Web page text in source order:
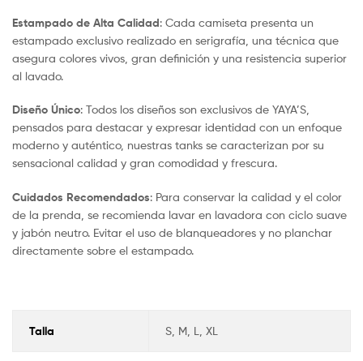
Estampado de Alta Calidad: Cada camiseta presenta un
estampado exclusivo realizado en serigrafía, una técnica que
asegura colores vivos, gran definición y una resistencia superior
al lavado.
Diseño Único: Todos los diseños son exclusivos de YAYA’S,
pensados para destacar y expresar identidad con un enfoque
moderno y auténtico, nuestras tanks se caracterizan por su
sensacional calidad y gran comodidad y frescura.
Cuidados Recomendados: Para conservar la calidad y el color
de la prenda, se recomienda lavar en lavadora con ciclo suave
y jabón neutro. Evitar el uso de blanqueadores y no planchar
directamente sobre el estampado.
Talla S, M, L, XL